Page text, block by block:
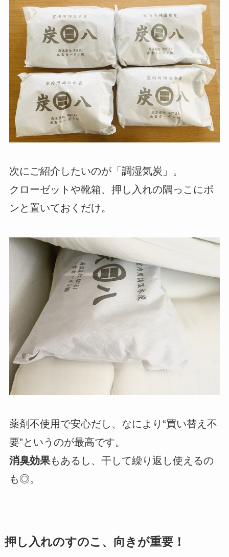
次にご紹介したいのが「調湿気炭」。
クローゼットや靴箱、押し入れの隅っこにポ
ンと置いておくだけ。
薬剤不使用で安心だし、なにより“買い替え不
要”というのが最高です。
消臭効果もあるし、干して繰り返し使えるの
も◎。
押し入れのすのこ、向きが重要！